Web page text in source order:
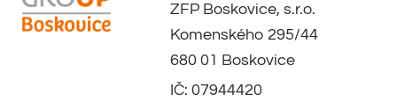
ZFP Boskovice, s.r.o.
Komenského 295/44
680 01 Boskovice
IČ: 07944420